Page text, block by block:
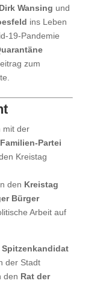
Dirk Wansing und
ins Leben
19-Pandemie
zum
mit der
Familien-Partei
Kreistag
den Kreistag
Bürger
Arbeit auf
Spitzenkandidat
der Stadt
den Rat der